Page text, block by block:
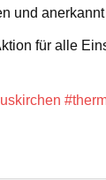
und
für alle